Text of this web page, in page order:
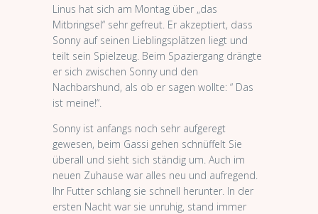
Linus hat sich am Montag über „das
Mitbringsel“ sehr gefreut. Er akzeptiert, dass
Sonny auf seinen Lieblingsplätzen liegt und
teilt sein Spielzeug. Beim Spaziergang drängte
er sich zwischen Sonny und den
Nachbarshund, als ob er sagen wollte: “ Das
ist meine!“.
Sonny ist anfangs noch sehr aufgeregt
gewesen, beim Gassi gehen schnüffelt Sie
überall und sieht sich ständig um. Auch im
neuen Zuhause war alles neu und aufregend.
Ihr Futter schlang sie schnell herunter. In der
ersten Nacht war sie unruhig, stand immer